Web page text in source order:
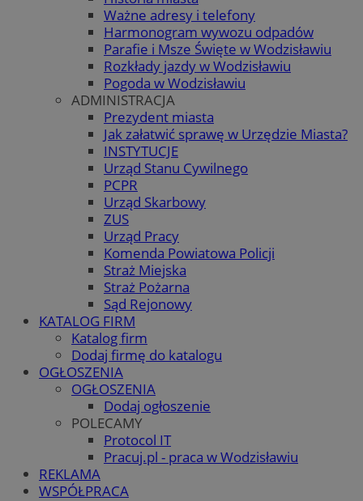
Ważne adresy i telefony
Harmonogram wywozu odpadów
Parafie i Msze Święte w Wodzisławiu
Rozkłady jazdy w Wodzisławiu
Pogoda w Wodzisławiu
ADMINISTRACJA
Prezydent miasta
Jak załatwić sprawę w Urzędzie Miasta?
INSTYTUCJE
Urząd Stanu Cywilnego
PCPR
Urząd Skarbowy
ZUS
Urząd Pracy
Komenda Powiatowa Policji
Straż Miejska
Straż Pożarna
Sąd Rejonowy
KATALOG FIRM
Katalog firm
Dodaj firmę do katalogu
OGŁOSZENIA
OGŁOSZENIA
Dodaj ogłoszenie
POLECAMY
Protocol IT
Pracuj.pl - praca w Wodzisławiu
REKLAMA
WSPÓŁPRACA